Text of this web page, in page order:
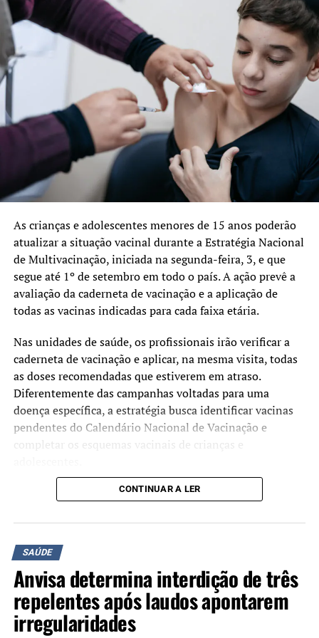
Além das quatro viagens a Brasília, o prefeito também se
reuniu com o Simers, OAB/RS e Amrigs. Ainda nesta
semana, ele terá um encontro com o Conselho Regional
de Medicina (Cremers).
Acompanharam o prefeito na Assembleia Legislativa, o
secretário municipal de Saúde, Felipe Martini, de
Relações Institucionais, Mário Cardoso, o diretor geral do
HU, Mauro Sparta, e os vereadores Aloisio Bamberg e
José Carlos Patricio.
CANOAS
FEATURED
HOSPITAL UNIVERSITÁRIO CANOAS
JAIRO JORGE
A SEGUIR UP
Audiência Pública na Câmara Municipal de Canoas debate
alternativas ao Programa Assistir
NÃO SE ESQUEÇA
eletivas com objetivo de diminuir filas de espera
As crianças e adolescentes menores de 15 anos poderão
atualizar a situação vacinal durante a Estratégia Nacional
de Multivacinação, iniciada na segunda-feira, 3, e que
segue até 1º de setembro em todo o país. A ação prevê a
avaliação da caderneta de vacinação e a aplicação de
todas as vacinas indicadas para cada faixa etária.
Nas unidades de saúde, os profissionais irão verificar a
caderneta de vacinação e aplicar, na mesma visita, todas
as doses recomendadas que estiverem em atraso.
Diferentemente das campanhas voltadas para uma
doença específica, a estratégia busca identificar vacinas
pendentes do Calendário Nacional de Vacinação e
completar os esquemas vacinais de crianças e
Segundo o Ministério da Saúde, a mobilização tem como
acesso às vacinas oferecidas gratuitamente pelo Sistema
Único de Saúde (SUS). A atualização da caderneta
contribui para a prevenção de doenças imunopreveníveis
e fortalece a proteção coletiva da população.
Manter a vacinação em dia é a principal forma de
prevenir doenças graves, como sarampo e poliomielite.
CONTINUAR A LER
SAÚDE
Anvisa determina interdição de três
repelentes após laudos apontarem
irregularidades